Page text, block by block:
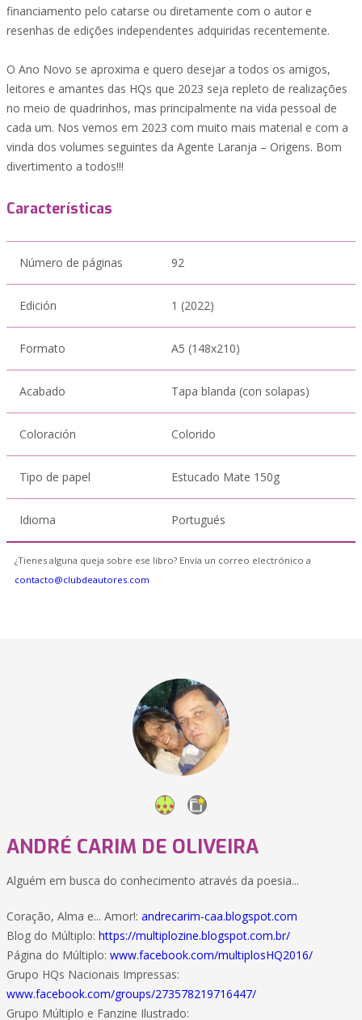
financiamento pelo catarse ou diretamente com o autor e
resenhas de edições independentes adquiridas recentemente.
O Ano Novo se aproxima e quero desejar a todos os amigos,
leitores e amantes das HQs que 2023 seja repleto de realizações
no meio de quadrinhos, mas principalmente na vida pessoal de
cada um. Nos vemos em 2023 com muito mais material e com a
vinda dos volumes seguintes da Agente Laranja – Origens. Bom
divertimento a todos!!!
Características
Número de páginas 92
Edición 1 (2022)
Formato A5 (148x210)
Acabado Tapa blanda (con solapas)
Coloración Colorido
Tipo de papel Estucado Mate 150g
Idioma Portugués
¿Tienes alguna queja sobre ese libro? Envía un correo electrónico a
contacto@clubdeautores.com
ANDRÉ CARIM DE OLIVEIRA
Alguém em busca do conhecimento através da poesia...
Coração, Alma e... Amor!: andrecarim-caa.blogspot.com
Blog do Múltiplo: https://multiplozine.blogspot.com.br/
Página do Múltiplo: www.facebook.com/multiplosHQ2016/
Grupo HQs Nacionais Impressas:
www.facebook.com/groups/273578219716447/
Grupo Múltiplo e Fanzine Ilustrado: